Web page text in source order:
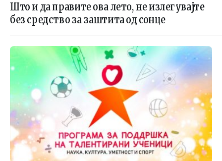
Што и да правите ова лето, не излегувајте
без средство за заштита од сонце